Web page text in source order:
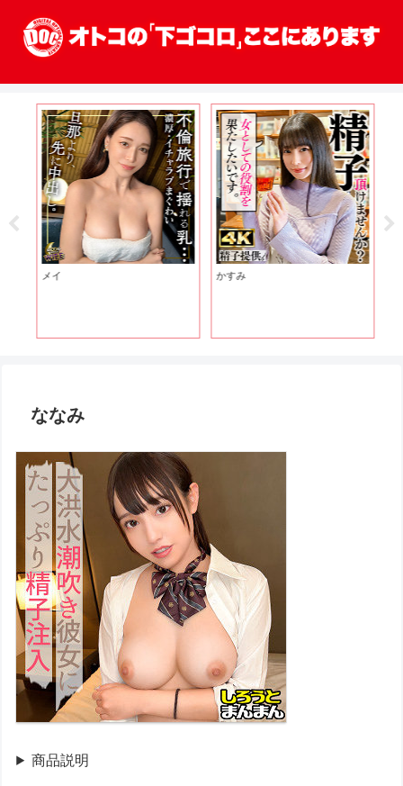
メイ かすみ
ななみ
商品説明